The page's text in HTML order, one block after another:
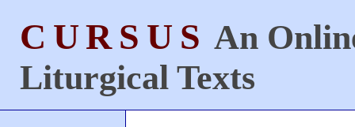
CURSUS An
Liturgical Texts